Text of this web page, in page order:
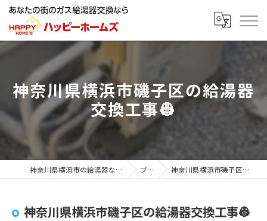
神奈川県横浜市磯子区の給湯器
交換工事👷
神奈川県横浜市の給湯器ならハッピーホームズ ブログ 神奈川県横浜市磯子区の給湯器交換工事👷
神奈川県横浜市磯子区の給湯器交換工事👷